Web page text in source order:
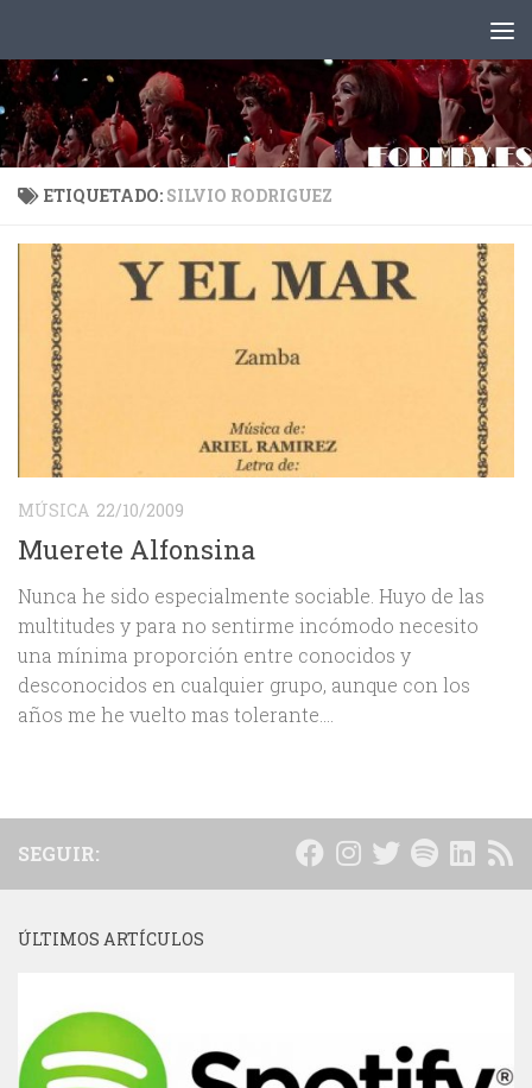
ETIQUETADO: SILVIO RODRIGUEZ
MÚSICA 22/10/2009
Muerete Alfonsina
Nunca he sido especialmente sociable. Huyo de las
multitudes y para no sentirme incómodo necesito
una mínima proporción entre conocidos y
desconocidos en cualquier grupo, aunque con los
años me he vuelto mas tolerante....
SEGUIR:
ÚLTIMOS ARTÍCULOS